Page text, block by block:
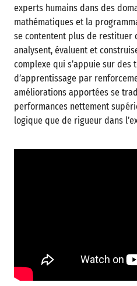
experts humains dans des
mathématiques et la
se contentent plus de restituer
analysent, évaluent et
complexe qui s’appuie sur des
d’apprentissage par
améliorations apportées se
performances nettement
logique que de rigueur dans